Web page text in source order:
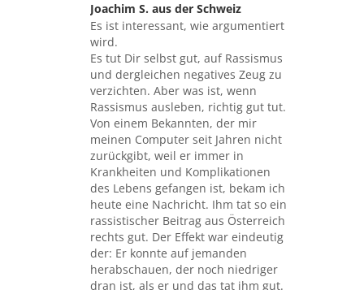
Joachim S. aus der Schweiz
sagte:
Es ist interessant, wie argumentiert
wird.
Es tut Dir selbst gut, auf Rassismus
und dergleichen negatives Zeug zu
verzichten. Aber was ist, wenn
Rassismus ausleben, richtig gut tut.
Von einem Bekannten, der mir
meinen Computer seit Jahren nicht
zurückgibt, weil er immer in
Krankheiten und Komplikationen
des Lebens gefangen ist, bekam ich
heute eine Nachricht. Ihm tat so ein
rassistischer Beitrag aus Österreich
rechts gut. Der Effekt war eindeutig
der: Er konnte auf jemanden
herabschauen, der noch niedriger
dran ist, als er und das tat ihm gut.